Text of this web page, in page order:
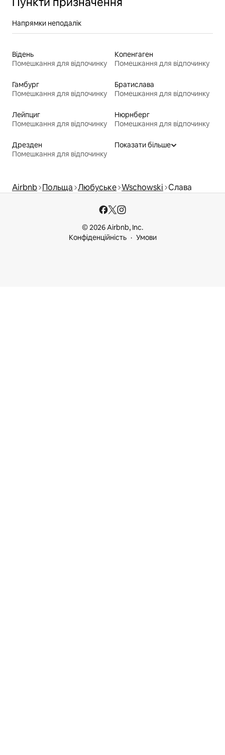
Напрямки неподалік
Відень
Помешкання для відпочинку
Копенгаген
Помешкання для відпочинку
Гамбург
Помешкання для відпочинку
Братислава
Помешкання для відпочинку
Лейпциг
Помешкання для відпочинку
Нюрнберг
Помешкання для відпочинку
Дрезден
Помешкання для відпочинку
Показати більше
Airbnb Польща Любуське Wschowski Слава
© 2026 Airbnb, Inc.
Конфіденційність
Умови